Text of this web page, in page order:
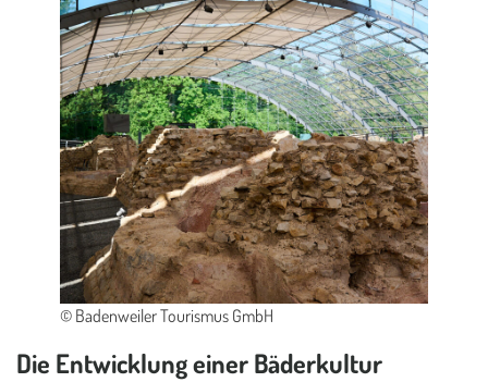
© Badenweiler Tourismus GmbH
Die Entwicklung einer Bäderkultur